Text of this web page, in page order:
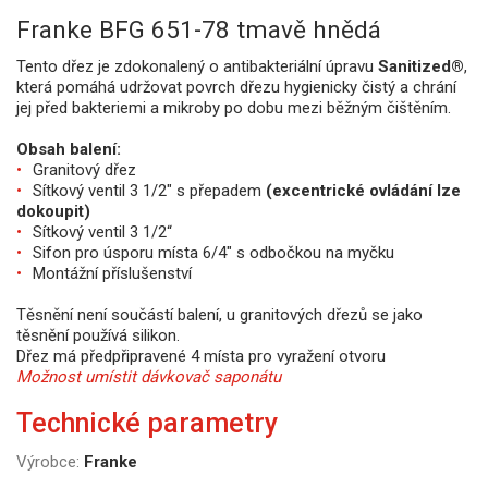
Franke BFG 651-78 tmavě hnědá
Tento dřez je zdokonalený o antibakteriální úpravu Sanitized®,
která pomáhá udržovat povrch dřezu hygienicky čistý a chrání
jej před bakteriemi a mikroby po dobu mezi běžným čištěním.
Obsah balení:
Granitový dřez
Sítkový ventil 3 1/2" s přepadem (excentrické ovládání lze
dokoupit)
Sítkový ventil 3 1/2“
Sifon pro úsporu místa 6/4" s odbočkou na myčku
Montážní příslušenství
Těsnění není součástí balení, u granitových dřezů se jako
těsnění používá silikon.
Dřez má předpřipravené 4 místa pro vyražení otvoru
Možnost umístit dávkovač saponátu
Technické parametry
Výrobce: Franke